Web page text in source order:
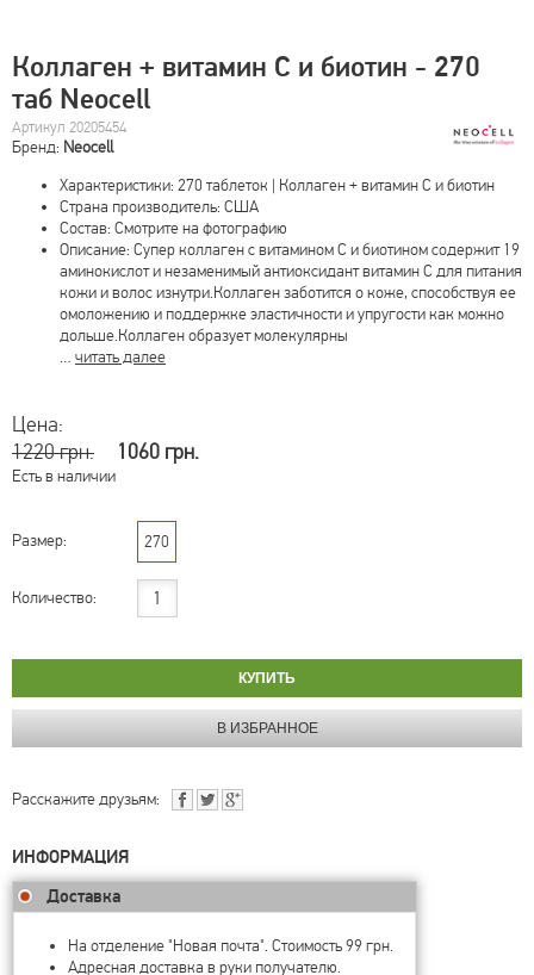
Коллаген + витамин С и биотин - 270
таб Neocell
Артикул 20205454
Бренд: Neocell
Характеристики: 270 таблеток | Коллаген + витамин С и биотин
Страна производитель: США
Состав: Смотрите на фотографию
Описание: Супер коллаген с витамином C и биотином содержит 19
аминокислот и незаменимый антиоксидант витамин С для питания
кожи и волос изнутри.Коллаген заботится о коже, способствуя ее
омоложению и поддержке эластичности и упругости как можно
дольше.Коллаген образует молекулярны
… читать далее
Цена:
1220 грн.
1060 грн.
Есть в наличии
Размер: 270
Количество:
Расскажите друзьям:
ИНФОРМАЦИЯ
Доставка
На отделение "Новая почта". Стоимость 99 грн.
Адресная доставка в руки получателю.